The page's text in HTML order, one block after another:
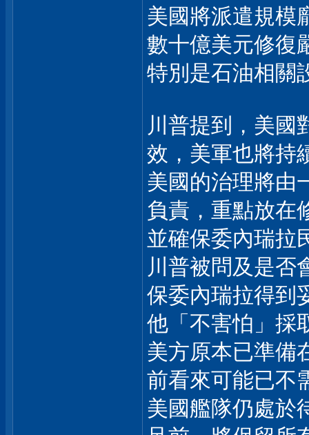
美國將派遣規模
數十億美元修復
特別是石油相關
川普提到，美國
效，美軍也將持
美國的治理將由
負責，重點放在
並確保委內瑞拉
川普被問及是否
保委內瑞拉得到
他「不害怕」採
美方原本已準備
前看來可能已不
美國艦隊仍處於